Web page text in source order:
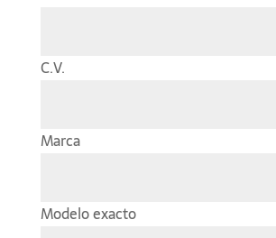
C.V.
Marca
Modelo exacto